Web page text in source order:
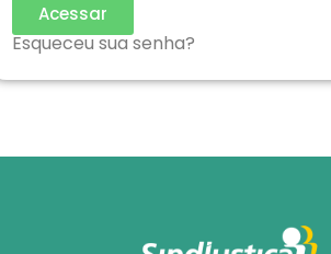
Acessar
Esqueceu sua senha?